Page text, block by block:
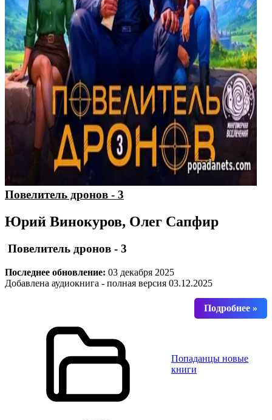
Повелитель дронов - 3
Юрий Винокуров, Олег Сапфир
Повелитель дронов - 3
Последнее обновление: 03 декабря 2025
Добавлена аудиокнига - полная версия 03.12.2025
Попаданцы новые
книги